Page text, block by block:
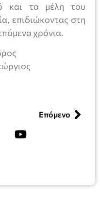
και τα μέλη του
επιδιώκοντας στη
χρόνια.
Επόμενο